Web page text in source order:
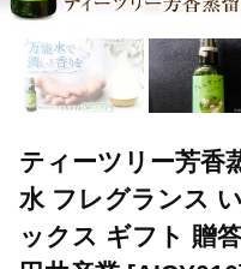
ティーツリー芳香
水 フレグランス
ックス ギフト 贈